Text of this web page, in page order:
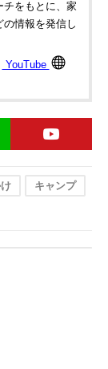
チをもとに、家
の情報を発信し
YouTube
キャンプ